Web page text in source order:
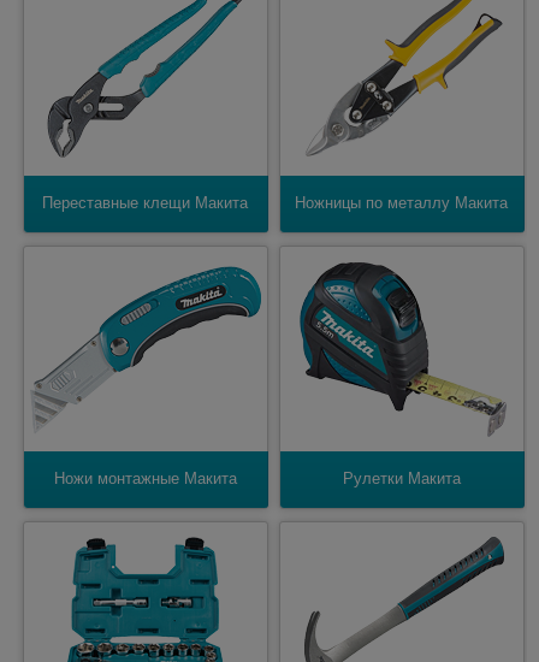
Переставные клещи Макита Ножницы по металлу Макита
Ножи монтажные Макита Рулетки Макита